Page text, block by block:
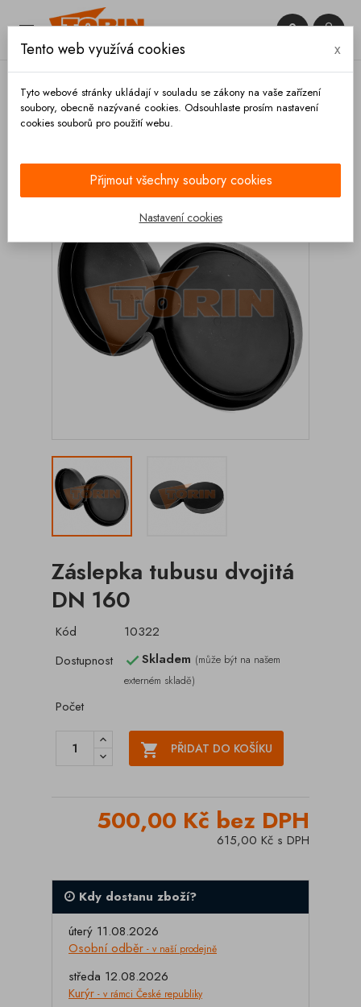
 

Záslepka tubusu dvojitá
DN 160
Kód
10322
Dostupnost
Skladem (může být na našem
externém skladě)
Počet
 PŘIDAT DO KOŠÍKU
500,00 Kč bez DPH
615,00 Kč s DPH
Kdy dostanu zboží?
úterý 11.08.2026
Osobní odběr - v naší prodejně
středa 12.08.2026
Kurýr - v rámci České republiky
Tento web využívá cookies x
Tyto webové stránky ukládají v souladu se zákony na vaše zařízení
soubory, obecně nazývané cookies. Odsouhlaste prosím nastavení
cookies souborů pro použití webu.
Přijmout všechny soubory cookies
Nastavení cookies